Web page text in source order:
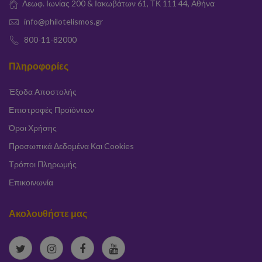
Λεωφ. Ιωνίας 200 & Ιακωβάτων 61, ΤΚ 111 44, Αθήνα
info@philotelismos.gr
800-11-82000
Πληροφορίες
Έξοδα Αποστολής
Επιστροφές Προϊόντων
Όροι Χρήσης
Προσωπικά Δεδομένα Και Cookies
Τρόποι Πληρωμής
Επικοινωνία
Ακολουθήστε μας